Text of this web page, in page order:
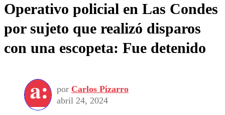
Frecuencias
Agricultura TV
Deportes
Colo Colo
Seleccion Chilena
Torneo Internacional
Entretención
Economía
Internacional
Publicaciones en medios
Opinión
Operativo policial en Las Condes
por sujeto que realizó disparos
con una escopeta: Fue detenido
por Carlos Pizarro
abril 24, 2024